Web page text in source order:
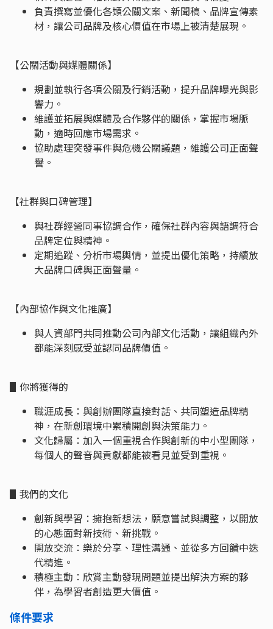
負責撰寫並優化各類公關文案、新聞稿、品牌宣傳素
材，讓公司品牌及核心價值在市場上被清楚展現。
【公關活動與媒體關係】
規劃並執行各項公關及行銷活動，提升品牌曝光與影
響力。
維護並拓展與媒體及合作夥伴的關係，掌握市場脈
動，適時回應市場需求。
協助處理突發事件與危機公關議題，維護公司正面聲
譽。
【社群與口碑管理】
與社群經營同事協調合作，確保社群內容與語調符合
品牌定位與精神。
定期追蹤、分析市場輿情，並提出優化策略，持續放
大品牌口碑與正面聲量。
【內部協作與文化推廣】
與人資部門共同推動公司內部文化活動，讓組織內外
都能深刻感受並認同品牌價值。
▋你將獲得的
職涯成長：與創辦團隊直接對話、共同塑造品牌精
神，在新創環境中累積開創與決策能力。
文化歸屬：加入一個重視合作與創新的中小型團隊，
每個人的聲音與貢獻都能被看見並受到重視。
▋我們的文化
創新與學習：擁抱新想法，願意嘗試與調整，以開放
的心態面對新技術、新挑戰。
開放交流：樂於分享、理性溝通、並從多方回饋中迭
代精進。
積極主動：欣賞主動發現問題並提出解決方案的夥
伴，為學習者創造更大價值。
條件要求